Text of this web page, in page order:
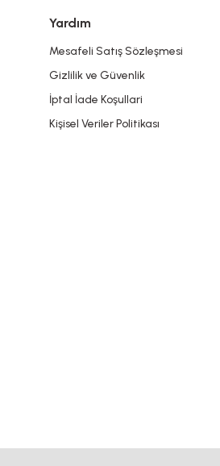
Yardım
Mesafeli Satış Sözleşmesi
Gizlilik ve Güvenlik
İptal İade Koşullari
Kişisel Veriler Politikası